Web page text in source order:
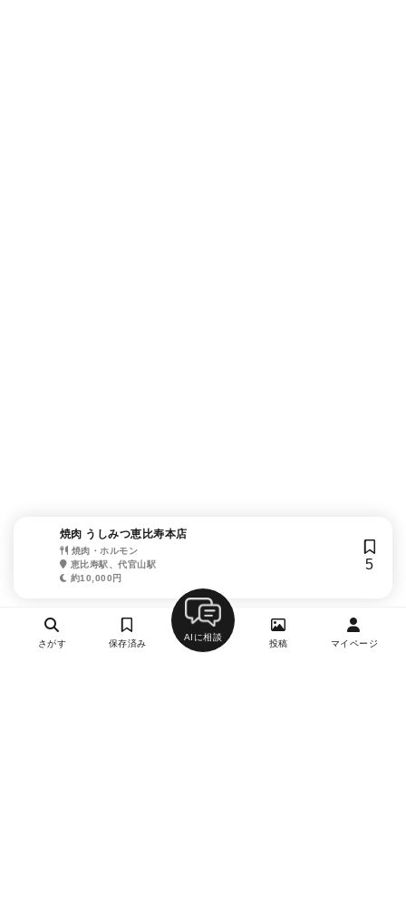
焼肉 うしみつ恵比寿本店
焼肉・ホルモン
恵比寿駅、代官山駅
約10,000円
5
さがす 保存済み
AIに相談
投稿 マイページ